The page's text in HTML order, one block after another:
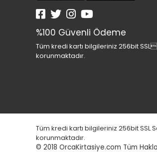
%100 Güvenli Ödeme
Tüm kredi kartı bilgileriniz 256bit
korunmaktadır.
Tüm kredi kartı bilgileriniz 256bit SSL
korunmaktadır.
© 2018 OrcaKirtasiye.com Tüm